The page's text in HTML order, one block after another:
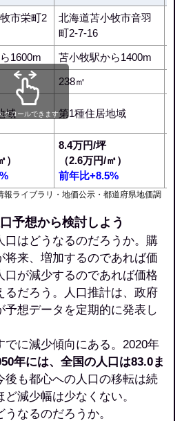
市栄町2
北海道苫小牧市音羽
町2-7-16
1600m 苫小牧駅から1400m
238㎡
域 第1種住居地域
）
8.4万円/坪
（2.6万円/㎡）
前年比+8.5%
クロールできます
報ライブラリ・地価公示・都道府県地価調
予想から検討しよう
はどうなるのだろうか。購
将来、増加するのであれば価
口が減少するのであれば価格
るだろう。人口推計は、政府
予想データを定期的に発表し
に減少傾向にある。2020年
年には、全国の人口は83.0ま
後も都心への人口の移転は続
減少幅は少なくない。
なるのだろうか。